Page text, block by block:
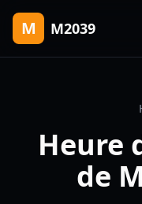
M M2039
Heure
de